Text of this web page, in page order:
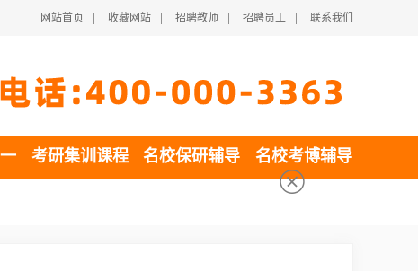
网站首页 收藏网站 招聘教师 招聘员工 联系我们
考研集训课程 名校保研辅导 名校考博辅导